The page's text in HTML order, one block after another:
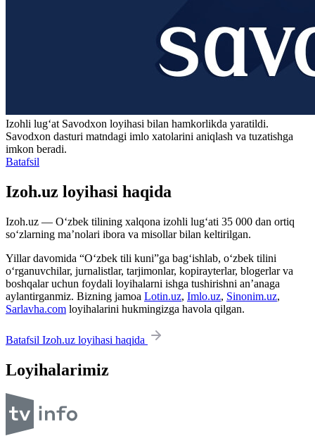
Izohli lugʻat Savodxon loyihasi bilan hamkorlikda yaratildi.
Savodxon dasturi matndagi imlo xatolarini aniqlash va tuzatishga
imkon beradi.
Batafsil
Izoh.uz loyihasi haqida
Izoh.uz — O‘zbek tilining xalqona izohli lug‘ati 35 000 dan ortiq
so‘zlarning ma’nolari ibora va misollar bilan keltirilgan.
Yillar davomida “O‘zbek tili kuni”ga bag‘ishlab, o‘zbek tilini
o‘rganuvchilar, jurnalistlar, tarjimonlar, kopirayterlar, blogerlar va
boshqalar uchun foydali loyihalarni ishga tushirishni an’anaga
aylantirganmiz. Bizning jamoa Lotin.uz, Imlo.uz, Sinonim.uz,
Sarlavha.com loyihalarini hukmingizga havola qilgan.
Batafsil Izoh.uz loyihasi haqida
Loyihalarimiz